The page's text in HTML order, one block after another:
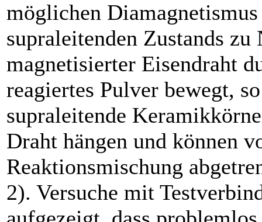
möglichen Diamagnetismus
supraleitenden Zustands
magnetisierter Eisendraht
reagiertes Pulver bewegt,
supraleitende
Draht hängen und können
Reaktionsmischung
2). Versuche mit